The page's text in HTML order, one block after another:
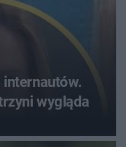
wygląda